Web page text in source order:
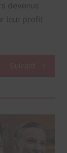
devenus
leur profil